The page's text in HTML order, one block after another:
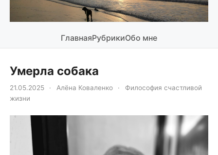
ГлавнаяРубрикиОбо мне
Умерла собака
21.05.2025 · Алёна Коваленко ·
Философия счастливой
жизни